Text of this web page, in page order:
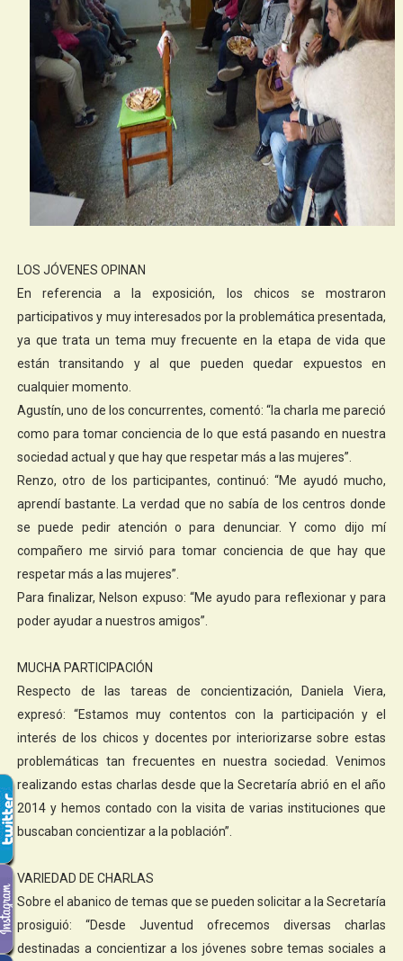
LOS JÓVENES OPINAN
En referencia a la exposición, los chicos se mostraron
participativos y muy interesados por la problemática presentada,
ya que trata un tema muy frecuente en la etapa de vida que
están transitando y al que pueden quedar expuestos en
cualquier momento.
Agustín, uno de los concurrentes, comentó: “la charla me pareció
como para tomar conciencia de lo que está pasando en nuestra
sociedad actual y que hay que respetar más a las mujeres”.
Renzo, otro de los participantes, continuó: “Me ayudó mucho,
aprendí bastante. La verdad que no sabía de los centros donde
se puede pedir atención o para denunciar. Y como dijo mí
compañero me sirvió para tomar conciencia de que hay que
respetar más a las mujeres”.
Para finalizar, Nelson expuso: “Me ayudo para reflexionar y para
poder ayudar a nuestros amigos”.
MUCHA PARTICIPACIÓN
Respecto de las tareas de concientización, Daniela Viera,
expresó: “Estamos muy contentos con la participación y el
interés de los chicos y docentes por interiorizarse sobre estas
problemáticas tan frecuentes en nuestra sociedad. Venimos
realizando estas charlas desde que la Secretaría abrió en el año
2014 y hemos contado con la visita de varias instituciones que
buscaban concientizar a la población”.
VARIEDAD DE CHARLAS
Sobre el abanico de temas que se pueden solicitar a la Secretaría
prosiguió: “Desde Juventud ofrecemos diversas charlas
destinadas a concientizar a los jóvenes sobre temas sociales a